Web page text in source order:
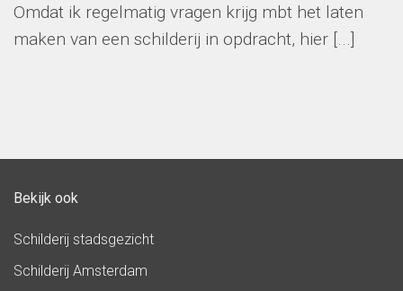
Omdat ik regelmatig vragen krijg mbt het laten
maken van een schilderij in opdracht, hier [...]
Bekijk ook
Schilderij stadsgezicht
Schilderij Amsterdam